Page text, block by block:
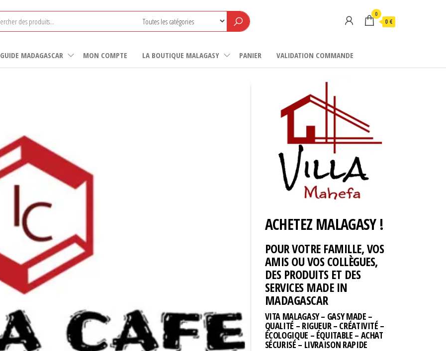
0
0 €
GUIDE MADAGASCAR MON COMPTE LA BOUTIQUE MALAGASY PANIER VALIDATION COMMANDE
ACHETEZ MALAGASY !
POUR VOTRE FAMILLE, VOS
AMIS OU VOS COLLÈGUES,
DES PRODUITS ET DES
SERVICES MADE IN
MADAGASCAR
VITA MALAGASY – GASY MADE –
QUALITÉ – RIGUEUR – CRÉATIVITÉ –
ÉCOLOGIQUE – ÉQUITABLE – ACHAT
SÉCURISÉ – LIVRAISON RAPIDE